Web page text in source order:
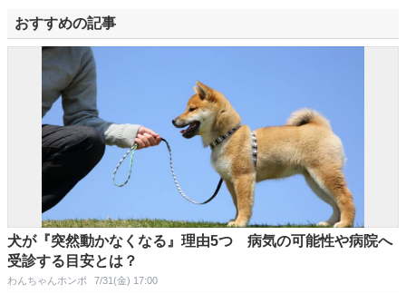
おすすめの記事
犬が『突然動かなくなる』理由5つ 病気の可能性や病院へ
受診する目安とは？
わんちゃんホンポ 7/31(金) 17:00